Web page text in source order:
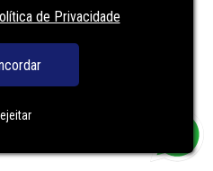
de Privacidade